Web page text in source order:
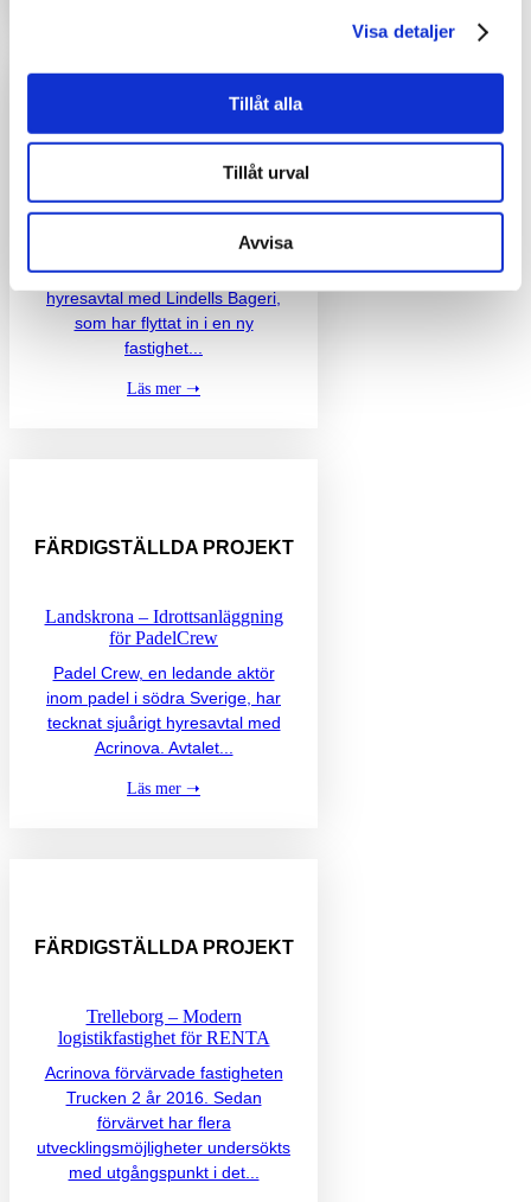
Visa detaljer
Tillåt alla
Tillåt urval
Avvisa
FÄRDIGSTÄLLDA PROJEKT
Landskrona – Industrifastighet för
Acrinova har tecknat ett tioårigt
hyresavtal med Lindells Bageri,
som har flyttat in i en ny
fastighet...
Läs mer ➝
FÄRDIGSTÄLLDA PROJEKT
Landskrona – Idrottsanläggning
för PadelCrew
Padel Crew, en ledande aktör
inom padel i södra Sverige, har
tecknat sjuårigt hyresavtal med
Acrinova. Avtalet...
Läs mer ➝
FÄRDIGSTÄLLDA PROJEKT
Trelleborg – Modern
logistikfastighet för RENTA
Acrinova förvärvade fastigheten
Trucken 2 år 2016. Sedan
förvärvet har flera
utvecklingsmöjligheter undersökts
med utgångspunkt i det...